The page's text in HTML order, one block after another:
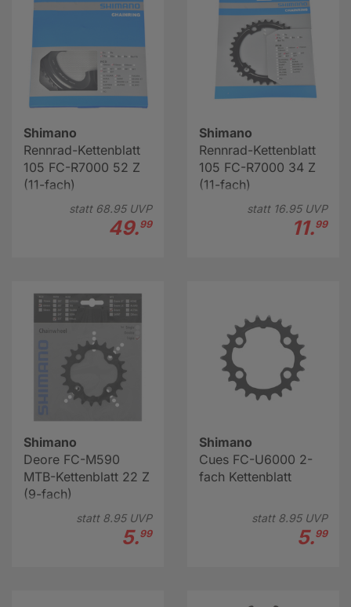
Shimano
Rennrad-Kettenblatt
105 FC-R7000 52 Z
(11-fach)
statt 68.95UVP
49.99
Shimano
Rennrad-Kettenblatt
105 FC-R7000 34 Z
(11-fach)
statt 16.95UVP
11.99
Shimano
Deore FC-M590
MTB-Kettenblatt 22 Z
(9-fach)
statt 8.95UVP
5.99
Shimano
Cues FC-U6000 2-
fach Kettenblatt
statt 8.95UVP
5.99